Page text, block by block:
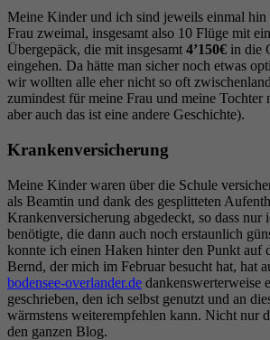
Meine Kinder und ich sind jeweils einmal hin
Frau zweimal, insgesamt also 10 Flüge mit
Übergepäck, die mit insgesamt 4’150€ in die
eingehen. Da hätte man sicher noch etwas
wir wollten alle eher nicht so oft
zumindest für meine Frau und meine Tochter
aber auch das ist eine andere Geschichte).
Krankenversicherung
Meine Kinder waren über die Schule
als Beamtin und dank des gesplitteten
Krankenversicherung abgedeckt, so dass nur
benötigte, die dann auch noch erstaunlich
konnte ich einen Haken hinter den Punkt auf
Bernd, der mich im Februar besucht hat, hat
bodensee-overlander.de dankenswerterweise
geschrieben, den ich selbst genutzt und an
wärmstens weiterempfehlen kann. Nicht nur
den ganzen Blog.